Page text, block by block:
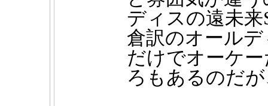
ディスの遠未
倉訳のオール
だけでオーケ
ろもあるのだ